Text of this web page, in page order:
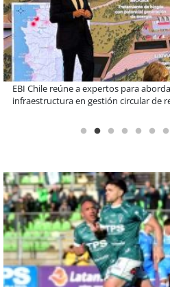
Más de 1.600 alumnos han sido parte
Sopraval en lo que va del año